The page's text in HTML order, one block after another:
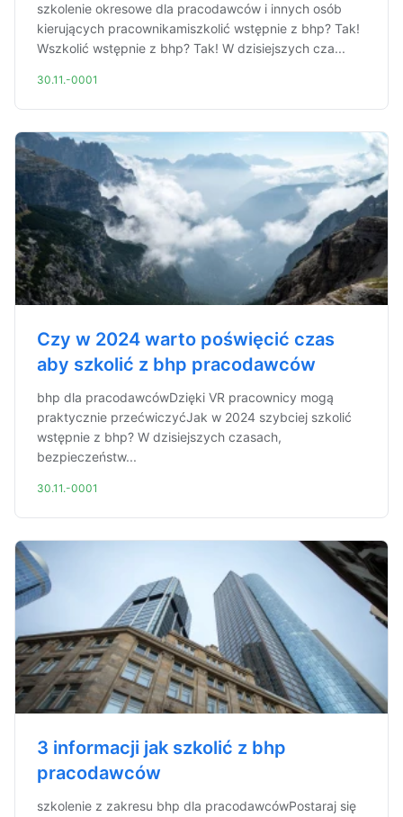
szkolenie okresowe dla pracodawców i innych osób
kierujących pracownikamiszkolić wstępnie z bhp? Tak!
Wszkolić wstępnie z bhp? Tak! W dzisiejszych cza...
30.11.-0001
Czy w 2024 warto poświęcić czas
aby szkolić z bhp pracodawców
bhp dla pracodawcówDzięki VR pracownicy mogą
praktycznie przećwiczyćJak w 2024 szybciej szkolić
wstępnie z bhp? W dzisiejszych czasach,
bezpieczeństw...
30.11.-0001
3 informacji jak szkolić z bhp
pracodawców
szkolenie z zakresu bhp dla pracodawcówPostaraj się